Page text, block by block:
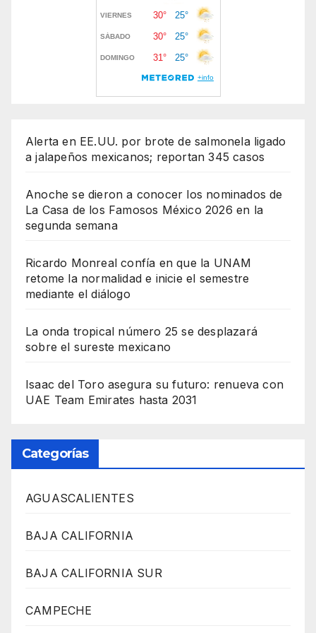
Alerta en EE.UU. por brote de salmonela ligado
a jalapeños mexicanos; reportan 345 casos
Anoche se dieron a conocer los nominados de
La Casa de los Famosos México 2026 en la
segunda semana
Ricardo Monreal confía en que la UNAM
retome la normalidad e inicie el semestre
mediante el diálogo
La onda tropical número 25 se desplazará
sobre el sureste mexicano
Isaac del Toro asegura su futuro: renueva con
UAE Team Emirates hasta 2031
Categorías
AGUASCALIENTES
BAJA CALIFORNIA
BAJA CALIFORNIA SUR
CAMPECHE